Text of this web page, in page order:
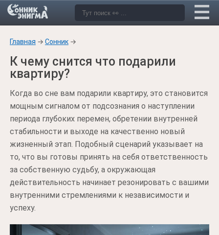
Главная → Сонник →
К чему снится что подарили
квартиру?
Когда во сне вам подарили квартиру, это становится
мощным сигналом от подсознания о наступлении
периода глубоких перемен, обретении внутренней
стабильности и выходе на качественно новый
жизненный этап. Подобный сценарий указывает на
то, что вы готовы принять на себя ответственность
за собственную судьбу, а окружающая
действительность начинает резонировать с вашими
внутренними стремлениями к независимости и
успеху.